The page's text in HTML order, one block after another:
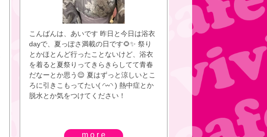
こんばんは、あいです 昨日と今日は浴衣
dayで、夏っぽさ満載の日です🌻✨ 祭り
とかほとんど行ったことないけど、浴衣
を着ると夏祭りってきらきらしてて青春
だなーとか思う😌 夏はずっと涼しいとこ
ろに引きこもってたい( ◜︎︎𖥦◝ ) 熱中症とか
脱水とか気をつけてください！
more